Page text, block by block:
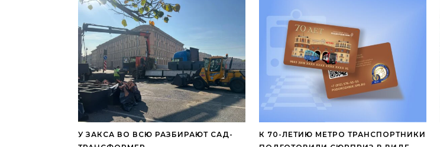
У ЗАКСА ВО ВСЮ РАЗБИРАЮТ САД-
К 70-ЛЕТИЮ МЕТРО ТРАНСПОРТНИКИ